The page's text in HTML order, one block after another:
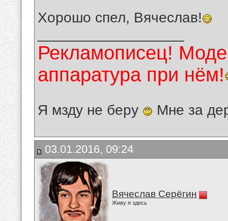
Хорошо спел, Вячеслав!
Рекламописец!
аппаратура при нём!
Я мзду не беру Мне за
03.01.2016, 09:24
Вячеслав Серёгин
Живу я здесь